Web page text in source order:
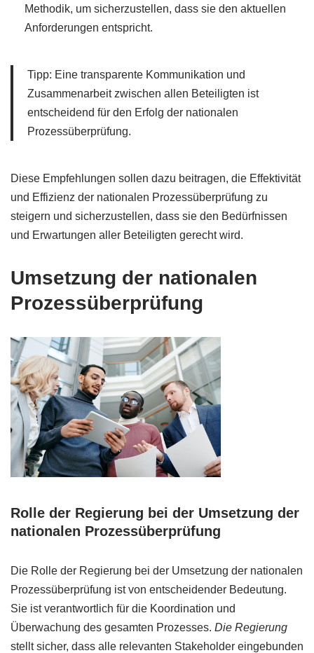
Methodik, um sicherzustellen, dass sie den aktuellen
Anforderungen entspricht.
Tipp: Eine transparente Kommunikation und
Zusammenarbeit zwischen allen Beteiligten ist
entscheidend für den Erfolg der nationalen
Prozessüberprüfung.
Diese Empfehlungen sollen dazu beitragen, die Effektivität
und Effizienz der nationalen Prozessüberprüfung zu
steigern und sicherzustellen, dass sie den Bedürfnissen
und Erwartungen aller Beteiligten gerecht wird.
Umsetzung der nationalen
Prozessüberprüfung
Rolle der Regierung bei der Umsetzung der
nationalen Prozessüberprüfung
Die Rolle der Regierung bei der Umsetzung der nationalen
Prozessüberprüfung ist von entscheidender Bedeutung.
Sie ist verantwortlich für die Koordination und
Überwachung des gesamten Prozesses. Die Regierung
stellt sicher, dass alle relevanten Stakeholder eingebunden